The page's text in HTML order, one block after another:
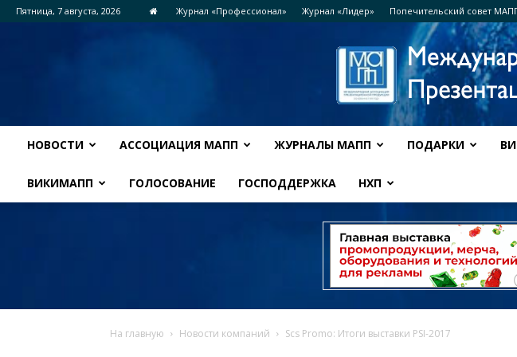
Пятница, 7 августа, 2026 Журнал «Профессионал» Журнал «Лидер» Попечительский совет
НОВОСТИ АССОЦИАЦИЯ МАПП ЖУРНАЛЫ МАПП ПОДАРКИ
ВИКИМАПП ГОЛОСОВАНИЕ ГОСПОДДЕРЖКА НХП
На главную Новости компаний Scs Promo: Итоги выставки PSI-2017